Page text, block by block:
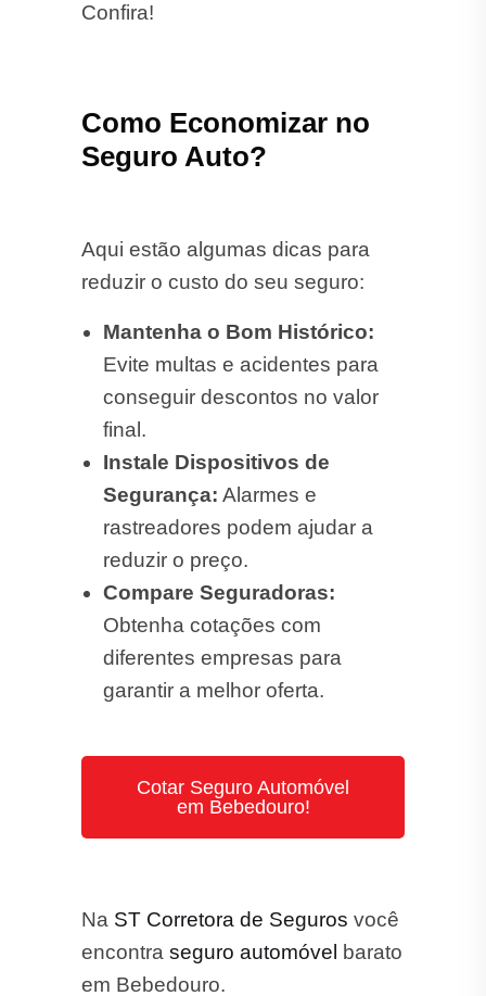
Confira!
Como Economizar no
Seguro Auto?
Aqui estão algumas dicas para
reduzir o custo do seu seguro:
Mantenha o Bom Histórico:
Evite multas e acidentes para
conseguir descontos no valor
final.
Instale Dispositivos de
Segurança: Alarmes e
rastreadores podem ajudar a
reduzir o preço.
Compare Seguradoras:
Obtenha cotações com
diferentes empresas para
garantir a melhor oferta.
Cotar Seguro Automóvel
em Bebedouro!
Na ST Corretora de Seguros você
encontra seguro automóvel
barato
em Bebedouro.